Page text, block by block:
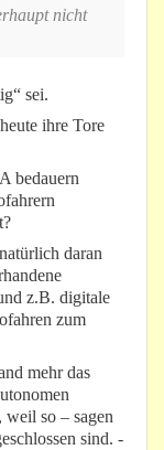
nicht
sei.
ihre Tore
bedauern
daran
z.B. digitale
zum
mehr das
so – sagen
sind. -